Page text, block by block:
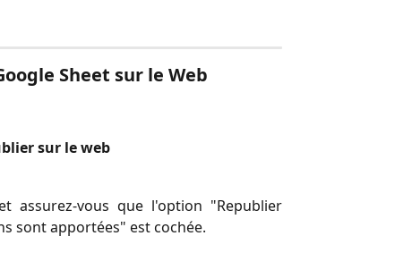
Sheet sur le Web
sur le web
assurez-vous que l'option "Republier
sont apportées" est cochée.